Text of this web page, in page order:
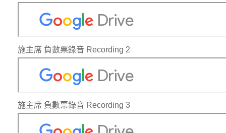
施主席 負數票錄音 Recording 2
施主席 負數票錄音 Recording 3